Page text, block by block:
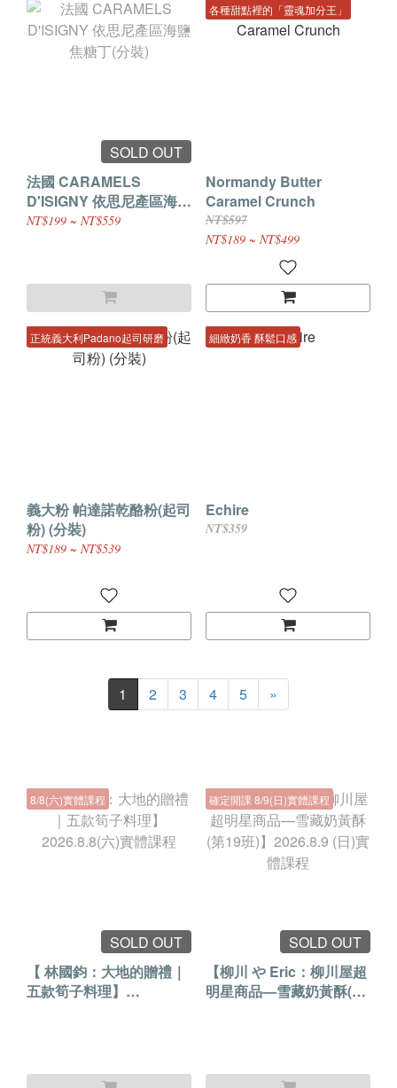
SOLD OUT
法國 CARAMELS
D'ISIGNY 依思尼產區海鹽
焦糖丁(分裝)
NT$199 ~ NT$559
各種甜點裡的「靈魂加分王」
Normandy Butter
Caramel Crunch
NT$597
NT$189 ~ NT$499
正統義大利Padano起司研磨
義大粉 帕達諾乾酪粉(起司
粉) (分裝)
NT$189 ~ NT$539
細緻奶香 酥鬆口感
Echire
NT$359
1 2 3 4 5 »
8/8(六)實體課程
SOLD OUT
【 林國鈞：大地的贈禮｜
五款筍子料理】
確定開課 8/9(日)實體課程
SOLD OUT
【柳川 や Eric：柳川屋超
明星商品—雪藏奶黃酥(第